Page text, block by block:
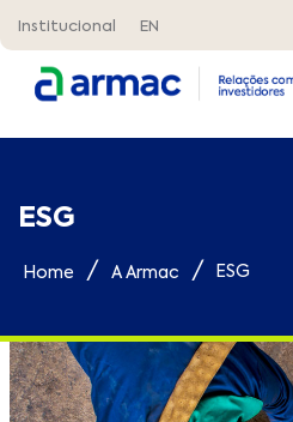
Institucional EN
ESG
Home / A Armac / ESG